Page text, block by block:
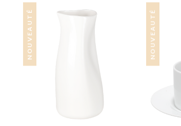
NOUVEAUTÉ NOUVEAUTÉ